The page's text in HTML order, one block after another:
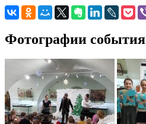
Фотографии события